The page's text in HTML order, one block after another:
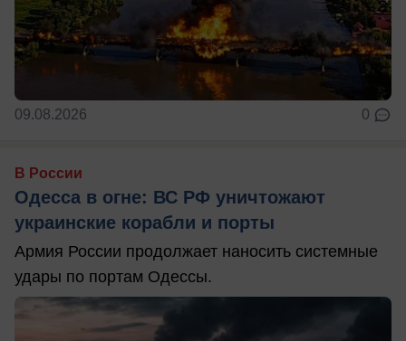
09.08.2026 0
В России
Одесса в огне: ВС РФ уничтожают
украинские корабли и порты
Армия России продолжает наносить системные
удары по портам Одессы.